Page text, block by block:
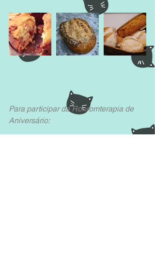
Para participar da Ronromterapia de
Aniversário: